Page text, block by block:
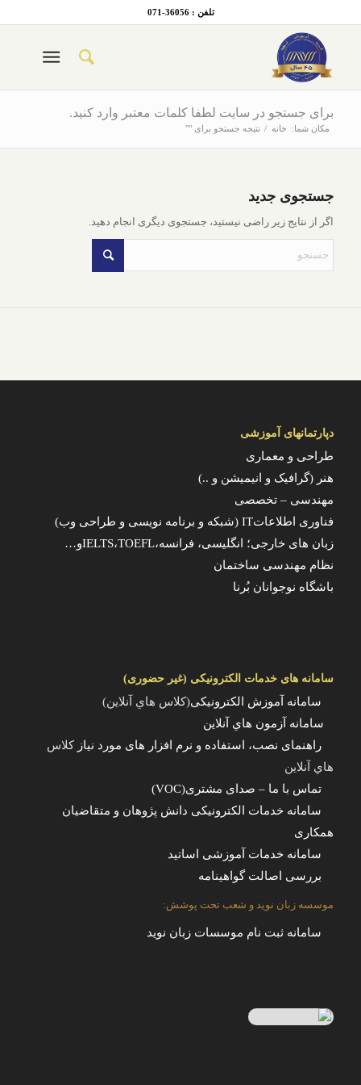
تلفن : 36056-071
برای جستجو در سایت لطفا کلمات معتبر وارد کنید.
مکان شما: خانه / نتیجه جستجو برای ""
جستجوی جدید
اگر از نتایج زیر راضی نیستید، جستجوی دیگری انجام دهید.
دپارتمانهای آموزشی
طراحی و معماری
هنر (گرافیک و انیمیشن و ..)
مهندسی – تخصصی
فناوری اطلاعاتIT (شبکه و برنامه نویسی و طراحی وب)
زبان های خارجی؛ انگلیسی، فرانسه،IELTS،TOEFLو…
نظام مهندسی ساختمان
باشگاه نوجوانان بُرنا
سامانه های خدمات الکترونیکی (غیر حضوری)
سامانه آموزش الکترونیکی(کلاس هاي آنلاين)
سامانه آزمون هاي آنلاين
راهنمای نصب، استفاده و نرم افزار های مورد نیاز کلاس
هاي آنلاين
تماس با ما – صدای مشتری(VOC)
سامانه خدمات الکترونیکی دانش پژوهان و متقاضیان
همکاری
سامانه خدمات آموزشی اساتید
بررسی اصالت گواهینامه
موسسه زبان نوید و شعب تحت پوشش:
سامانه ثبت نام موسسات زبان نوید